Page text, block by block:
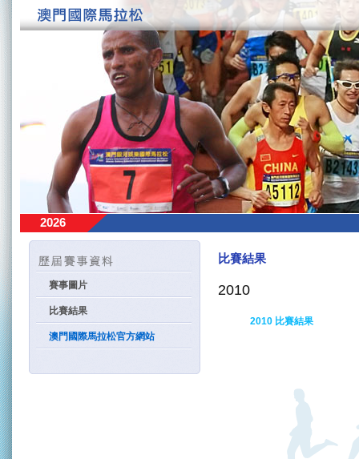
2026
賽事圖片
比賽結果
澳門國際馬拉松官方網站
比賽結果
2010
2010 比賽結果